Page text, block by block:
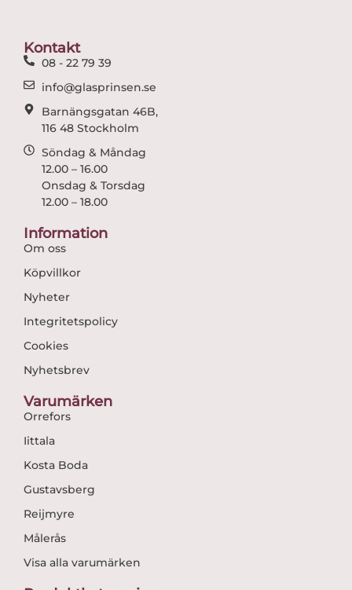
Kontakt
08 - 22 79 39
info@glasprinsen.se
Barnängsgatan 46B,
116 48 Stockholm
Söndag & Måndag
12.00 – 16.00
Onsdag & Torsdag
12.00 – 18.00
Information
Om oss
Köpvillkor
Nyheter
Integritetspolicy
Cookies
Nyhetsbrev
Varumärken
Orrefors
Iittala
Kosta Boda
Gustavsberg
Reijmyre
Målerås
Visa alla varumärken